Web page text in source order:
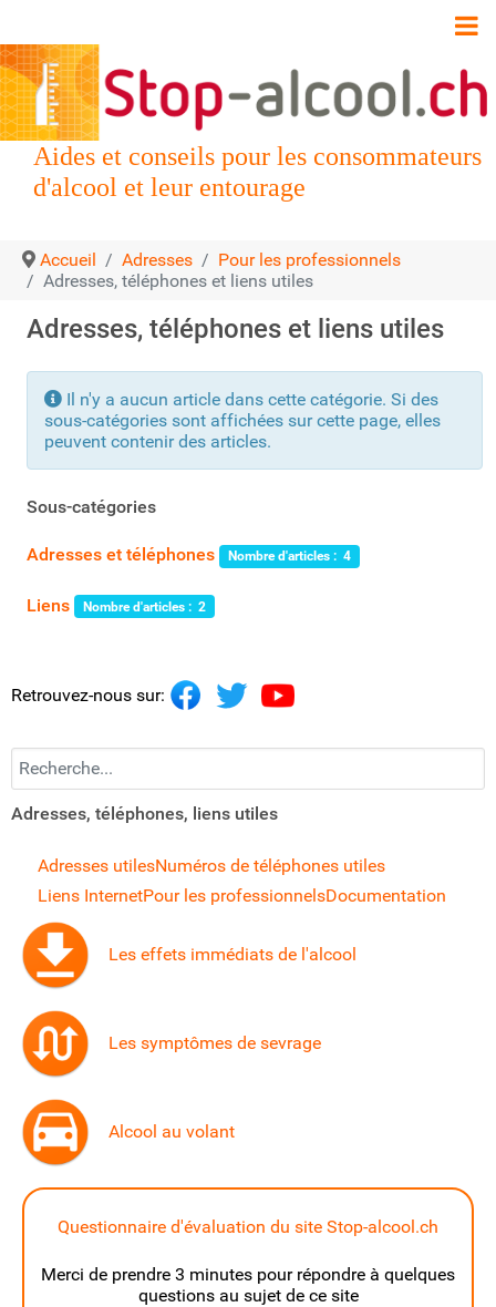
Aides et conseils pour les consommateurs
d'alcool et leur entourage
Accueil Adresses
Pour les professionnels
Adresses, téléphones et liens utiles
Adresses, téléphones et liens utiles
Info
Il n'y a aucun article dans cette catégorie. Si des
sous-catégories sont affichées sur cette page, elles
peuvent contenir des articles.
Sous-catégories
Adresses et téléphones Nombre d'articles : 4
Liens Nombre d'articles : 2
Retrouvez-nous sur:
Recherchez...
Adresses, téléphones, liens utiles
Adresses utilesNuméros de téléphones utiles
Liens InternetPour les professionnelsDocumentation
Les effets immédiats de l'alcool
Les symptômes de sevrage
Alcool au volant
Questionnaire d'évaluation du site Stop-alcool.ch
Merci de prendre 3 minutes pour répondre à quelques
questions au sujet de ce site